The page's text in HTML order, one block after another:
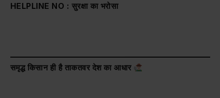
HELPLINE NO : सुरक्षा का भरोसा
समृद्ध किसान ही है ताकतवर देश का आधार